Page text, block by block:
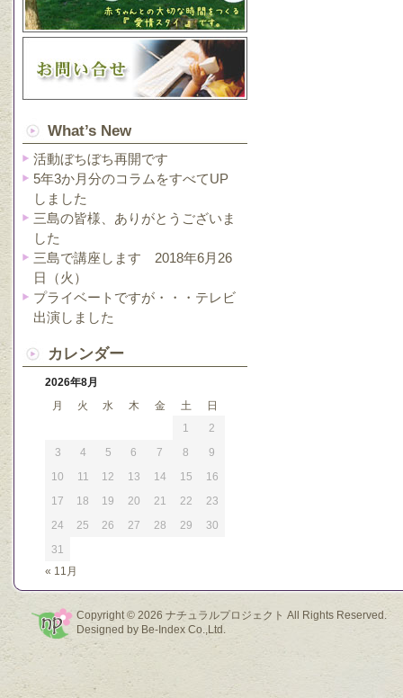
What’s New
活動ぼちぼち再開です
5年3か月分のコラムをすべてUP
しました
三島の皆様、ありがとうございま
した
三島で講座します 2018年6月26
日（火）
プライベートですが・・・テレビ
出演しました
カレンダー
2026年8月
月
火 水 木 金 土 日
« 11月
1
2
3
4 5 6 7 8
9
10
11 12 13 14 15
16
17
18 19 20 21 22
23
24
25 26 27 28 29
30
31
Copyright © 2026 ナチュラルプロジェクト All Rights Reserved.
Designed by Be-Index Co.,Ltd.